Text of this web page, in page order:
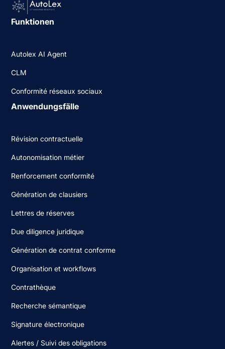
Funktionen
Autolex AI Agent
CLM
Conformité réseaux sociaux
Anwendungsfälle
Révision contractuelle
Autonomisation métier
Renforcement conformité
Génération de clausiers
Lettres de réserves
Due diligence juridique
Génération de contrat conforme
Organisation et workflows
Contrathèque
Recherche sémantique
Signature électronique
Alertes / Suivi des obligations